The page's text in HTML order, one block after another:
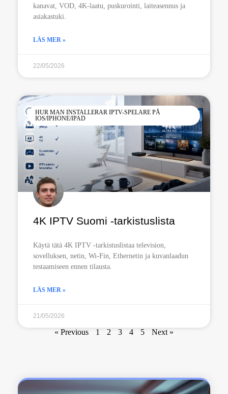
kanavat, VOD, 4K-laatu, puskurointi, laiteasennus ja
asiakastuki.
LÄS MER »
22/05/2026
HUR MAN INSTALLERAR IPTV-SPELARE PÅ
IOS/IPHONE/IPAD
4K IPTV Suomi -tarkistuslista
Käytä tätä 4K IPTV -tarkistuslistaa television,
sovelluksen, netin, Wi-Fin, Ethernetin ja kuvanlaadun
testaamiseen ennen tilausta.
LÄS MER »
21/05/2026
« Previous 1 2 3 4 5 Next »